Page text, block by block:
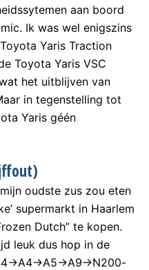
aan boord
Ik was wel enigszins
Yaris Traction
Toyota Yaris VSC
het uitblijven van
in tegenstelling tot
Yaris géén
oudste zus zou eten
supermarkt in Haarlem
Dutch” te kopen.
leuk dus hop in de
>A4->A5->A9->N200-